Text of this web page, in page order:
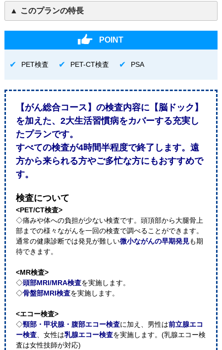
このプランの特長
POINT
PET検査 PET-CT検査 PSA
【がん総合コース】の検査内容に【脳ドック】
を加えた、2大生活習慣病をカバーする充実し
たプランです。
すべての検査が4時間半程度で終了します。遠
方から来られる方やご多忙な方にもおすすめで
す。
検査について
<PET/CT検査>
◇痛みや体への負担が少ない検査です。頭頂部から大腿骨上
部までの様々ながんを一回の検査で調べることができます。
通常の健康診断では発見が難しい微小ながんの早期発見も期
待できます。
<MR検査>
◇頭部MRI/MRA検査を実施します。
◇骨盤部MRI検査を実施します。
<エコー検査>
◇頸部・甲状腺・腹部エコー検査に加え、男性は前立腺エコ
ー検査、女性は乳腺エコー検査を実施します。(乳腺エコー検
査は女性技師が対応)